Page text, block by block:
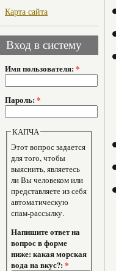
Карта сайта
Вход в систему
Имя пользователя: *
Пароль: *
КАПЧА
Этот вопрос задается
для того, чтобы
выяснить, являетесь
ли Вы человеком или
представляете из себя
автоматическую
спам-рассылку.
Напишите ответ на
вопрос в форме
ниже: какая морская
вода на вкус?:*